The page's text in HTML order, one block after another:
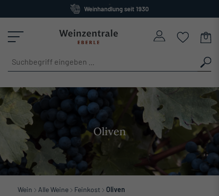
Weinhandlung seit 1930
versandkostenfrei ab 120 Euro
Oliven
Wein Alle Weine Feinkost Oliven